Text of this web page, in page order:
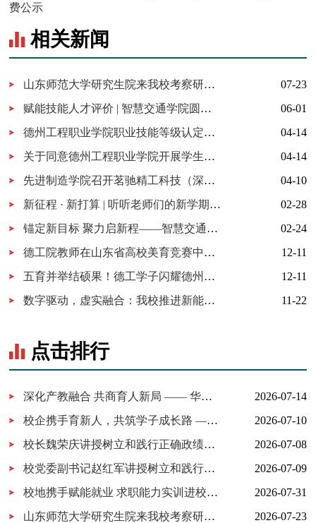
费公示
相关新闻
山东师范大学研究生院来我校考察研究生实习实践基地建设
07-23
赋能技能人才评价 | 智慧交通学院圆满完成第三期职业技能考评员培训
06-01
德州工程职业学院职业技能等级认定收费公示
04-14
关于同意德州工程职业学院开展学生职业技能等级认定工作的函
04-14
先进制造学院召开茗驰精工科技（深圳）有限公司 企业导师驻校授课阶段性总结表彰会议
04-10
新征程 · 新打算 | 听听老师们的新学期flag（二）
02-28
锚定新目标 聚力启新程——智慧交通学院开展新学期工作部署会议
02-24
德工院教师在山东省高校美育竞赛中获佳绩
12-11
五育并举结硕果！德工学子闪耀德州市手工书画摄影大赛
12-11
数字驱动，虚实融合：我校推进新能源汽车智慧教学实践
11-22
点击排行
深化产教融合 共商育人新局 —— 华为技术有限公司一行来我校考察...
2026-07-14
校企携手育新人，共筑学子成长路 ——百胜中国山东分公司来校交...
2026-07-10
校长魏荣庆讲授树立和践行正确政绩观学习教育专题党课
2026-07-08
校党委副书记赵红军讲授树立和践行正确政绩观学习教育专题党课
2026-07-09
校地携手赋能就业 求职能力实训进校园暨校地服务签约仪式在我校...
2026-07-31
山东师范大学研究生院来我校考察研究生实习实践基地建设
2026-07-23